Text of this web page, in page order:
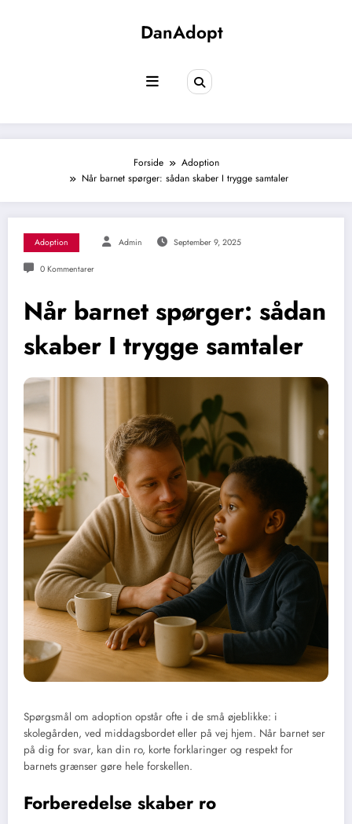
DanAdopt
Forside
Adoption
Når barnet spørger: sådan skaber I trygge samtaler
Adoption Admin September 9, 2025
0 Kommentarer
Når barnet spørger: sådan
skaber I trygge samtaler
Spørgsmål om adoption opstår ofte i de små øjeblikke: i
skolegården, ved middagsbordet eller på vej hjem. Når barnet ser
på dig for svar, kan din ro, korte forklaringer og respekt for
barnets grænser gøre hele forskellen.
Forberedelse skaber ro